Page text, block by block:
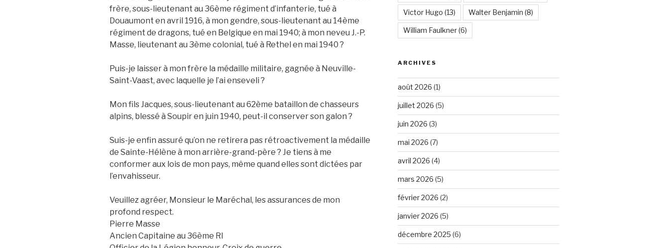
frère, sous-lieutenant au 36ème régiment d’infanterie, tué à
Douaumont en avril 1916, à mon gendre, sous-lieutenant au 14ème
régiment de dragons, tué en Belgique en mai 1940; à mon neveu J.-P.
Masse, lieutenant au 3ème colonial, tué à Rethel en mai 1940 ?
Puis-je laisser à mon frère la médaille militaire, gagnée à Neuville-
Saint-Vaast, avec laquelle je l’ai enseveli ?
Mon fils Jacques, sous-lieutenant au 62ème bataillon de chasseurs
alpins, blessé à Soupir en juin 1940, peut-il conserver son galon ?
Suis-je enfin assuré qu’on ne retirera pas rétroactivement la médaille
de Sainte-Hélène à mon arrière-grand-père ? Je tiens à me
conformer aux lois de mon pays, même quand elles sont dictées par
l’envahisseur.
Veuillez agréer, Monsieur le Maréchal, les assurances de mon
profond respect.
Pierre Masse
Ancien Capitaine au 36ème RI
Victor Hugo (13) Walter Benjamin (8)
William Faulkner(6)
ARCHIVES
août 2026 (1)
juillet 2026 (5)
juin 2026 (3)
mai 2026 (7)
avril 2026 (4)
mars 2026 (5)
février 2026 (2)
janvier 2026 (5)
décembre 2025 (6)